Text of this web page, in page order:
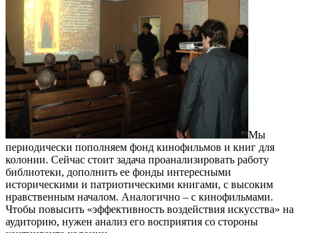
Мы
периодически пополняем фонд кинофильмов и книг для
колонии. Сейчас стоит задача проанализировать работу
библиотеки, дополнить ее фонды интересными
историческими и патриотическими книгами, с высоким
нравственным началом. Аналогично – с кинофильмами.
Чтобы повысить «эффективность воздействия искусства» на
аудиторию, нужен анализ его восприятия со стороны